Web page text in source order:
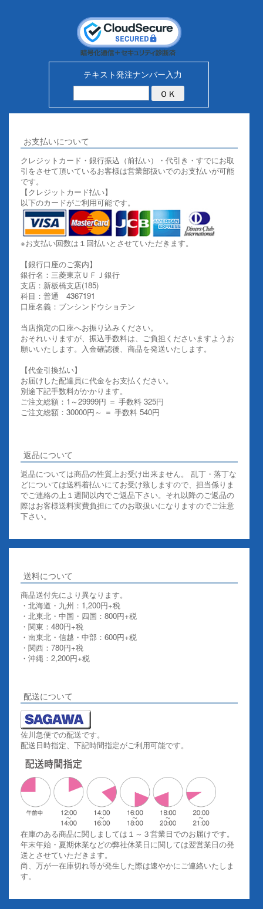
テキスト発注ナンバー入力
お支払いについて
クレジットカード・銀行振込（前払い）・代引き・すでにお取
引をさせて頂いているお客様は営業部扱いでのお支払いが可能
です。
【クレジットカード払い】
以下のカードがご利用可能です。
※お支払い回数は１回払いとさせていただきます。
【銀行口座のご案内】
銀行名：三菱東京ＵＦＪ銀行
支店：新板橋支店(185)
科目：普通 4367191
口座名義：ブンシンドウショテン
当店指定の口座へお振り込みください。
おそれいりますが、振込手数料は、ご負担くださいますようお
願いいたします。入金確認後、商品を発送いたします。
【代金引換払い】
お届けした配達員に代金をお支払ください。
別途下記手数料がかかります。
ご注文総額：1～29999円 ＝ 手数料 325円
ご注文総額：30000円～ ＝ 手数料 540円
返品について
返品については商品の性質上お受け出来ません。 乱丁・落丁な
どについては送料着払いにてお受け致しますので、担当係りま
でご連絡の上１週間以内でご返品下さい。それ以降のご返品の
際はお客様送料実費負担にてのお取扱いになりますのでご注意
下さい。
送料について
商品送付先により異なります。
・北海道・九州：1,200円+税
・北東北・中国・四国：800円+税
・関東：480円+税
・南東北・信越・中部：600円+税
・関西：780円+税
・沖縄：2,200円+税
配送について
佐川急便での配送です。
配送日時指定、下記時間指定がご利用可能です。
在庫のある商品に関しましては１～３営業日でのお届けです。
年末年始・夏期休業などの弊社休業日に関しては翌営業日の発
送とさせていただきます。
尚、万が一在庫切れ等が発生した際は速やかにご連絡いたしま
す。